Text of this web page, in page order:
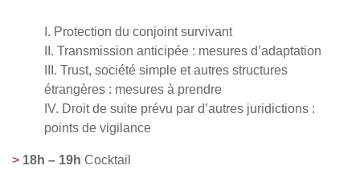
I. Protection du conjoint survivant
II. Transmission anticipée : mesures d’adaptation
III. Trust, société simple et autres structures
étrangères : mesures à prendre
IV. Droit de suite prévu par d’autres juridictions :
points de vigilance
18h – 19h Cocktail